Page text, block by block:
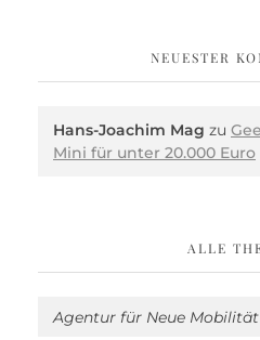
NEUESTER
Hans-Joachim Mag zu
Mini für unter 20.000 Euro
ALLE
Agentur für Neue